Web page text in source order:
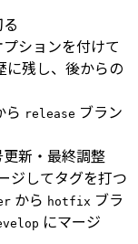
プションを付けて
に残し、後からの
ら release ブラン
新・最終調整
ジしてタグを打つ
から hotfix ブラ
にマージ